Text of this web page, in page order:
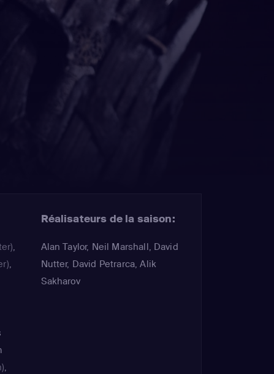
,
,
,
Réalisateurs de la saison:
Alan Taylor, Neil Marshall, David
Nutter, David Petrarca, Alik
Sakharov